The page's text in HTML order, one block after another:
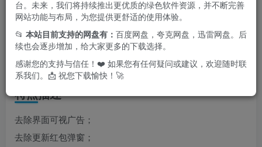
特点描述
去除界面可视广告；
去除更新红包弹窗；
台。未来，我们将持续推出更优质的绿色软件资源，并不断完善
网站功能与布局，为您提供更舒适的使用体验。
📂 本站目前支持的网盘有： 百度网盘，夸克网盘，迅雷网盘。后
续也会逐步增加，给大家更多的下载选择。
感谢您的支持与信任！❤️ 如果您有任何疑问或建议，欢迎随时联
系我们。📩 祝您下载愉快！🚀